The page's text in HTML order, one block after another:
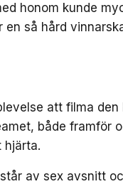
honom kunde
så hård
att filma
både framför
hjärta.
av sex avsnitt